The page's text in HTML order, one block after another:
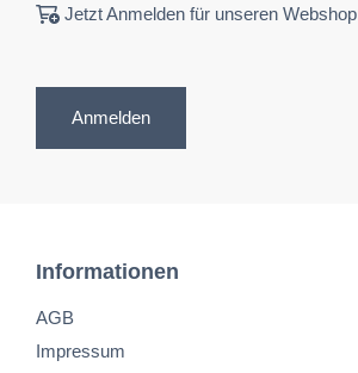
Jetzt Anmelden für unseren Webshop
Anmelden
Informationen
AGB
Impressum